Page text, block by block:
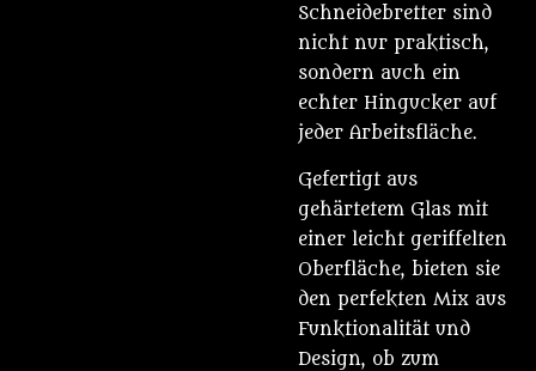
Schneidebretter sind
nicht nur praktisch,
sondern auch ein
echter Hingucker auf
jeder Arbeitsfläche.
Gefertigt aus
gehärtetem Glas mit
einer leicht geriffelten
Oberfläche, bieten sie
den perfekten Mix aus
Funktionalität und
Design, ob zum